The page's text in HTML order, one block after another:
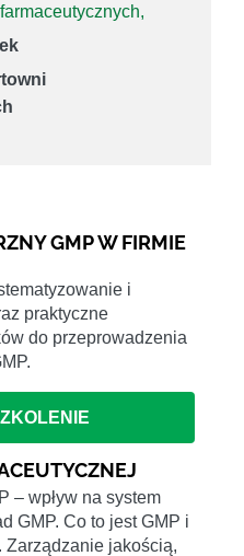
GMP W FIRMIE
i
praktyczne
do przeprowadzenia
– wpływ na system
GMP. Co to jest GMP i
jakością,